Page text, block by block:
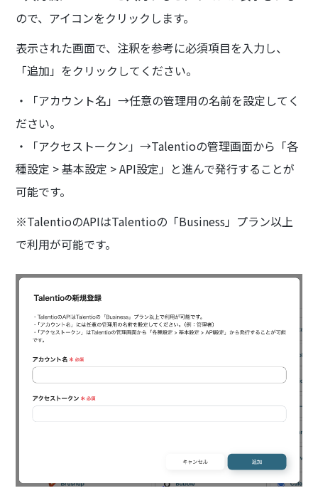
ので、アイコンをクリックします。
表示された画面で、注釈を参考に必須項目を入力し、
「追加」をクリックしてください。
・「アカウント名」→任意の管理用の名前を設定してく
ださい。
・「アクセストークン」→Talentioの管理画面から「各
種設定 > 基本設定 > API設定」と進んで発行することが
可能です。
※TalentioのAPIはTalentioの「Business」プラン以上
で利用が可能です。